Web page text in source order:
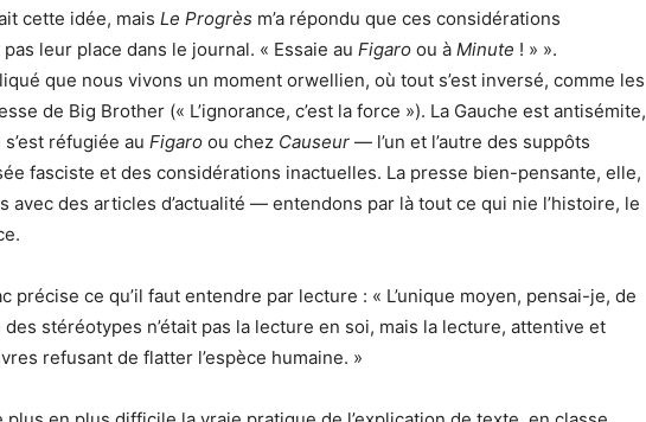
cette idée, mais Le Progrès m’a répondu que ces considérations
leur place dans le journal. « Essaie au Figaro ou à Minute ! » ».
que nous vivons un moment orwellien, où tout s’est inversé, comme les
de Big Brother (« L’ignorance, c’est la force »). La Gauche est antisémite,
s’est réfugiée au Figaro ou chez Causeur — l’un et l’autre des suppôts
fasciste et des considérations inactuelles. La presse bien-pensante, elle,
avec des articles d’actualité — entendons par là tout ce qui nie l’histoire, le
précise ce qu’il faut entendre par lecture : « L’unique moyen, pensai-je, de
stéréotypes n’était pas la lecture en soi, mais la lecture, attentive et
refusant de flatter l’espèce humaine. »